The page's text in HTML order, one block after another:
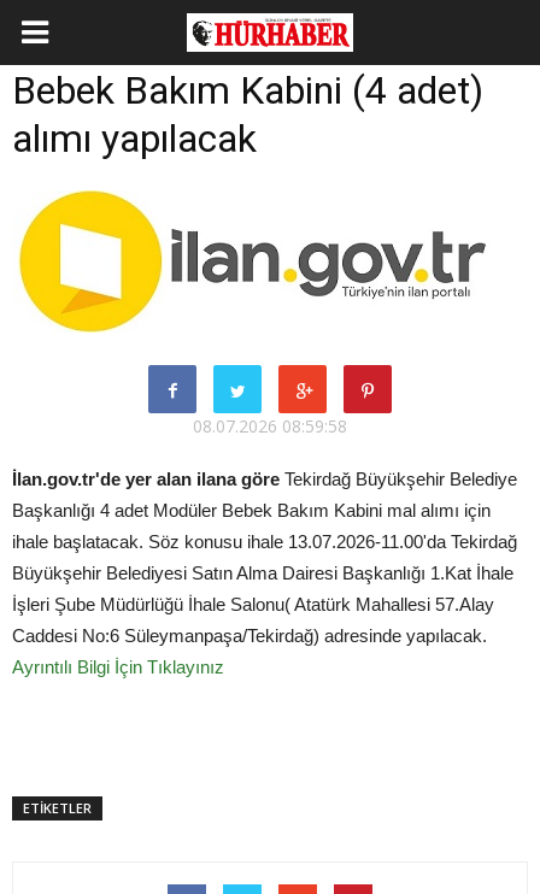
Bebek Bakım Kabini (4 adet)
alımı yapılacak
08.07.2026 08:59:58
İlan.gov.tr'de yer alan ilana göre Tekirdağ Büyükşehir Belediye
Başkanlığı 4 adet Modüler Bebek Bakım Kabini mal alımı için
ihale başlatacak. Söz konusu ihale 13.07.2026-11.00'da Tekirdağ
Büyükşehir Belediyesi Satın Alma Dairesi Başkanlığı 1.Kat İhale
İşleri Şube Müdürlüğü İhale Salonu( Atatürk Mahallesi 57.Alay
Caddesi No:6 Süleymanpaşa/Tekirdağ) adresinde yapılacak.
Ayrıntılı Bilgi İçin Tıklayınız
ETİKETLER